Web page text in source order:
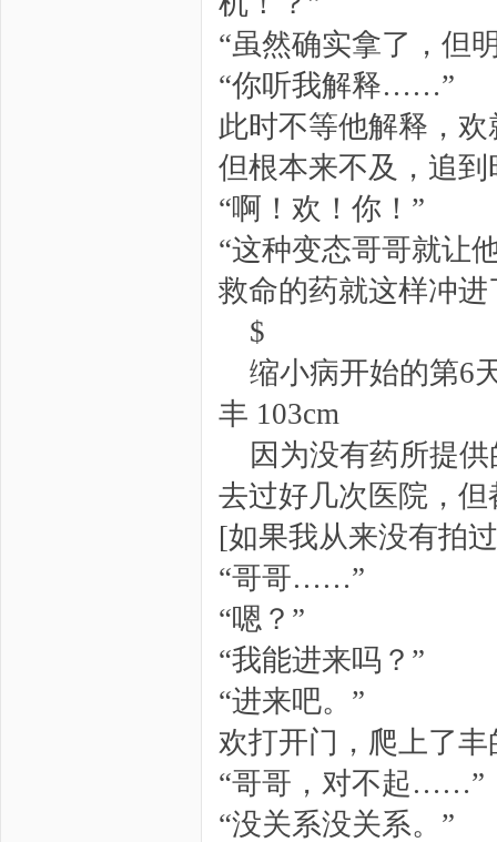
“虽然确实拿了，但
“你听我解释……”
此时不等他解释，
但根本来不及，追
“啊！欢！你！”
“这种变态哥哥就让
救命的药就这样冲进
$
缩小病开始的第6
丰 103cm
因为没有药所提
去过好几次医院，
[如果我从来没有拍
“哥哥……”
“嗯？”
“我能进来吗？”
“进来吧。”
欢打开门，爬上了丰
“哥哥，对不起……”
“没关系没关系。”